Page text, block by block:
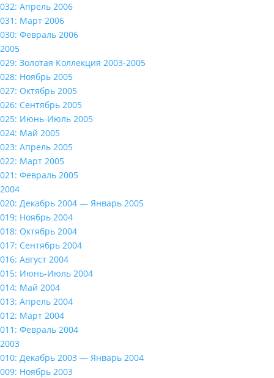
032: Апрель 2006
031: Март 2006
030: Февраль 2006
2005
029: Золотая Коллекция 2003-2005
028: Ноябрь 2005
027: Октябрь 2005
026: Сентябрь 2005
025: Июнь-Июль 2005
024: Май 2005
023: Апрель 2005
022: Март 2005
021: Февраль 2005
2004
020: Декабрь 2004 — Январь 2005
019: Ноябрь 2004
018: Октябрь 2004
017: Сентябрь 2004
016: Август 2004
015: Июнь-Июль 2004
014: Май 2004
013: Апрель 2004
012: Март 2004
011: Февраль 2004
2003
010: Декабрь 2003 — Январь 2004
009: Ноябрь 2003